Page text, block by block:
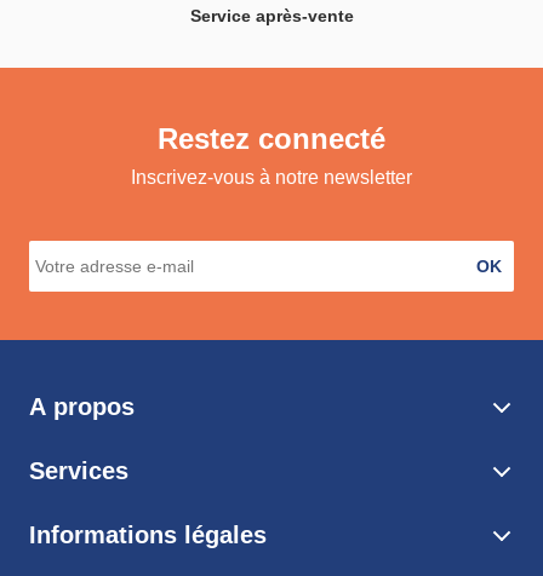
Service après-vente
Restez connecté
Inscrivez-vous à notre newsletter
OK
A propos
Services
Informations légales